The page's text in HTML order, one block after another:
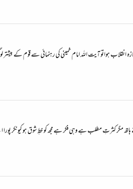
ہواتو آیت اللہ امام خمینی کی رہنمائی سے قوم کے
ہاتھ مگر کثرتِ مطلب ہے وہی فکر ہے مجھ کو خطِ شوق ہو کیونکر